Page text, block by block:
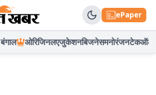
ePaper
ओरिजिनलएजुकेशनबिजनेसमनोरंजनटेकऑटो